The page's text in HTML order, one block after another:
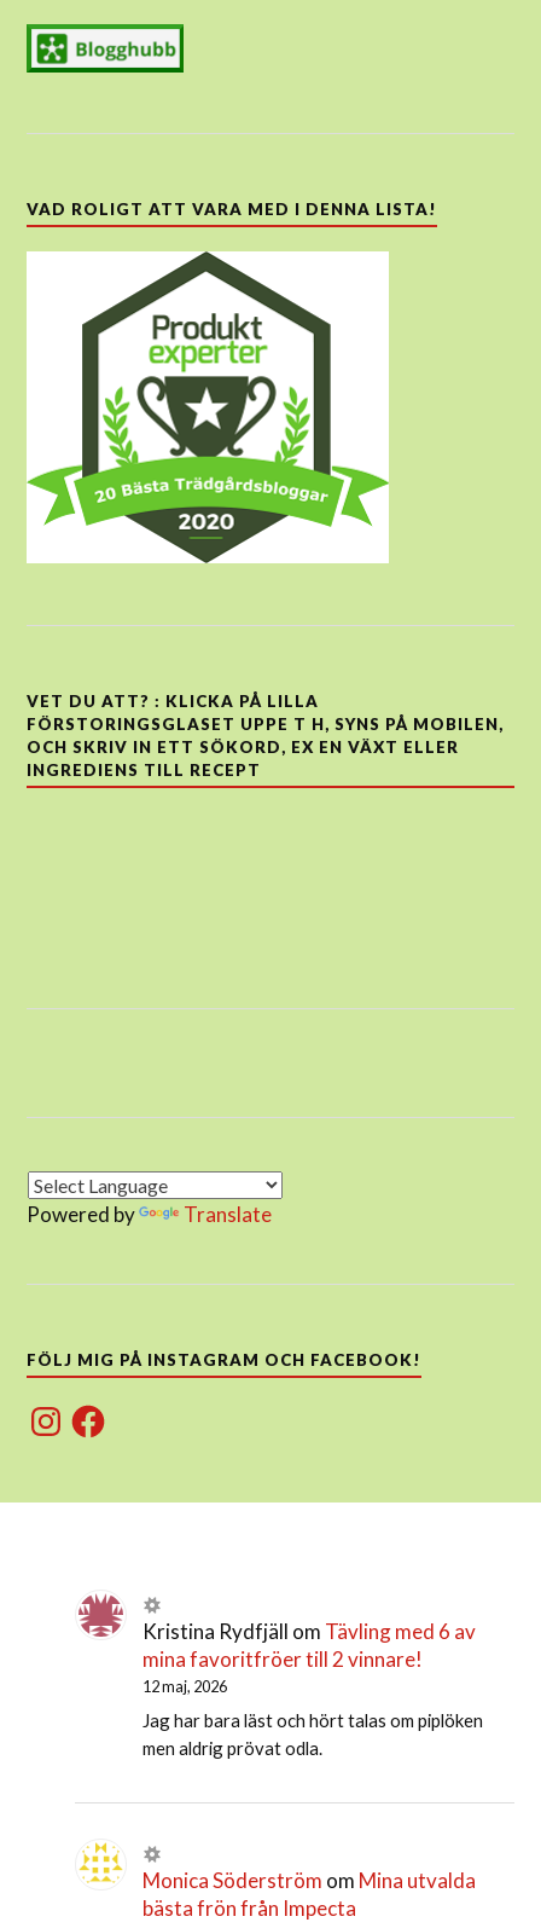
VAD ROLIGT ATT VARA MED I DENNA LISTA!
VET DU ATT? : KLICKA PÅ LILLA
FÖRSTORINGSGLASET UPPE T H, SYNS PÅ MOBILEN,
OCH SKRIV IN ETT SÖKORD, EX EN VÄXT ELLER
INGREDIENS TILL RECEPT
Powered by Translate
FÖLJ MIG PÅ INSTAGRAM OCH FACEBOOK!
InstagramFacebook
Kristina Rydfjäll om Tävling med 6 av
mina favoritfröer till 2 vinnare!
12 maj, 2026
Jag har bara läst och hört talas om piplöken
men aldrig prövat odla.
Monica Söderström om Mina utvalda
bästa frön från Impecta